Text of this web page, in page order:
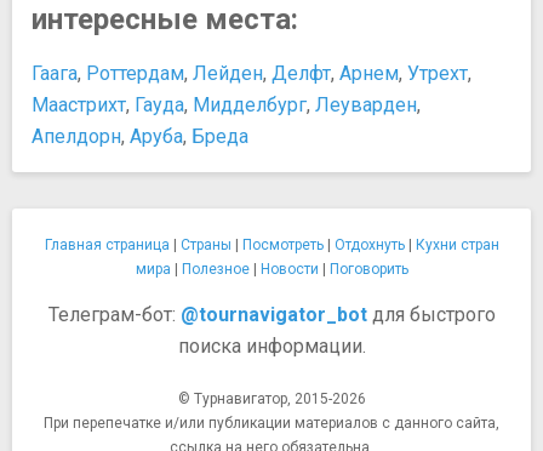
интересные места:
Гаага, Роттердам, Лейден, Делфт, Арнем, Утрехт,
Маастрихт, Гауда, Мидделбург, Леуварден,
Апелдорн, Аруба, Бреда
Главная страница Страны Посмотреть| Отдохнуть|
Кухни стран
мира
Полезное| Новости Поговорить
Телеграм-бот: @tournavigator_botдля быстрого
поиска информации.
© Турнавигатор, 2015-2026
При перепечатке и/или публикации материалов с данного сайта,
ссылка на него обязательна.